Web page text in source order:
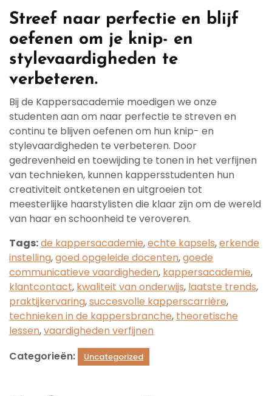
Streef naar perfectie en blijf
oefenen om je knip- en
stylevaardigheden te
verbeteren.
Bij de Kappersacademie moedigen we onze
studenten aan om naar perfectie te streven en
continu te blijven oefenen om hun knip- en
stylevaardigheden te verbeteren. Door
gedrevenheid en toewijding te tonen in het verfijnen
van technieken, kunnen kappersstudenten hun
creativiteit ontketenen en uitgroeien tot
meesterlijke haarstylisten die klaar zijn om de wereld
van haar en schoonheid te veroveren.
Tags:de kappersacademie,echte kapsels,erkende
instelling,goed opgeleide docenten,goede
communicatieve vaardigheden, kappersacademie,
klantcontact, kwaliteit van onderwijs, laatste trends,
praktijkervaring,succesvolle kapperscarrière,
technieken in de kappersbranche, theoretische
lessen,vaardigheden verfijnen
Categorieën:
Uncategorized